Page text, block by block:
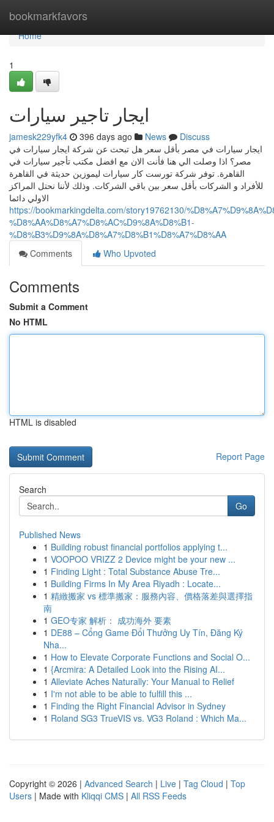
bookmarkfavors
Home
Home
1
ايجار تاجير سيارات
jamesk229yfk4 396 days ago News
Discuss
ايجار سيارات في مصر بأقل سعر هل تبحث عن شركة ايجار سيارات في
مصر؟ اذا وصلت الي هنا فأنت الان مع افضل مكتب تأجير سيارات في
القاهرة. توفر شركة تورست كار سيارات ليموزين حديثة في القاهرة
للأفراد و الشركات بأقل سعر بين باقي الشركات. وذلك لأننا نحتل المراكز
الاولي دائما
https://bookmarkingdelta.com/story19762130/
%D8%AA%D8%A7%D8%AC%D9%8A%D8%B1-
%D8%B3%D9%8A%D8%A7%D8%B1%D8%A7%D8%AA
Comments
Who Upvoted
Comments
Submit a Comment
No HTML
HTML is disabled
Report Page
Search
Go
Published News
1 Building robust financial portfolios applying t...
1 VOOPOO VRIZZ 2 Device might be your new ...
1 Finding Light : Total Substance Abuse Tre...
1 Building Firms In My Area Riyadh : Locate...
1 精緻搬家 vs 標準搬家：服務內容、價格落差與選擇指
南
1 GEO专家 解析： 成功海外 要素
1 DE88 – Cổng Game Đổi Thưởng Uy Tín, Đăng Ký
Nha...
1 How to Elevate Corporate Functions and Social O...
1 {Arcmira: A Detailed Look into the Rising AI...
1 Alleviate Aches Naturally: Your Manual to Relief
1 I'm not able to be able to fulfill this ...
1 Finding the Right Financial Advisor in Sydney
1 Roland SG3 TrueVIS vs. VG3 Roland : Which Ma...
Copyright © 2026 | Advanced Search | Live | Tag Cloud | Top
Users | Made with Kliqqi CMS | All RSS Feeds